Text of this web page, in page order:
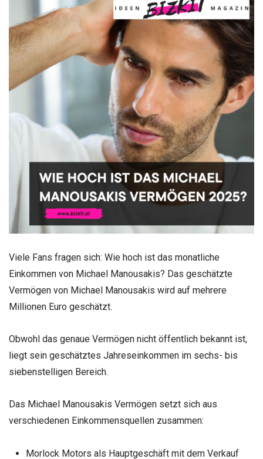
Viele Fans fragen sich: Wie hoch ist das monatliche
Einkommen von Michael Manousakis? Das geschätzte
Vermögen von Michael Manousakis wird auf mehrere
Millionen Euro geschätzt.
Obwohl das genaue Vermögen nicht öffentlich bekannt ist,
liegt sein geschätztes Jahreseinkommen im sechs- bis
siebenstelligen Bereich.
Das Michael Manousakis Vermögen setzt sich aus
verschiedenen Einkommensquellen zusammen:
Morlock Motors als Hauptgeschäft mit dem Verkauf